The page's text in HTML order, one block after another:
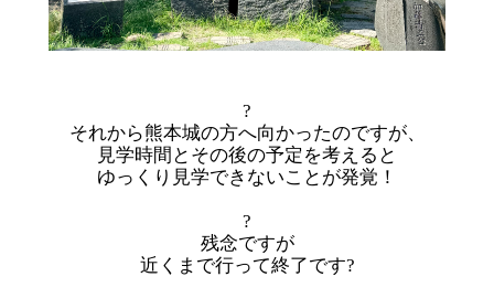
?
それから熊本城の方へ向かったのですが、
見学時間とその後の予定を考えると
ゆっくり見学できないことが発覚！
?
残念ですが
近くまで行って終了です?